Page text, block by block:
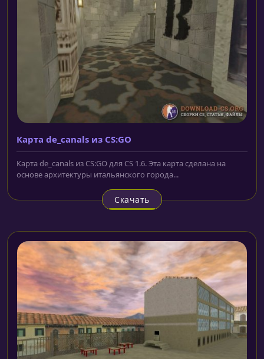
Карта de_canals из CS:GO
Карта de_canals из CS:GO для CS 1.6. Эта карта сделана на
основе архитектуры итальянского города...
Скачать